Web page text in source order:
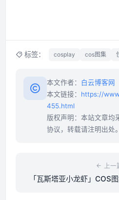
标签： cosplay cos图集
本文作者：
白云博客网
本文链接： https://
455.html
版权声明：本站文章均
协议，转载请注明出处。
上一
「瓦斯塔亚小龙虾」COS